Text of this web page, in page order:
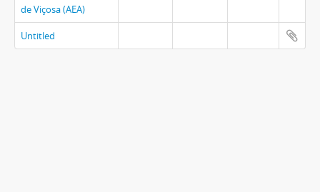
de Viçosa (AEA)
Untitled